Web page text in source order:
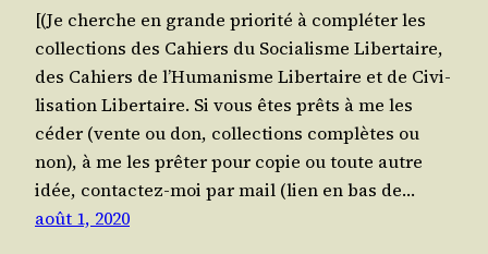
[(Je cherche en grande prio­ri­té à com­plé­ter les
col­lec­tions des Cahiers du Socia­lisme Liber­taire,
des Cahiers de l’Humanisme Liber­taire et de Civi­
li­sa­tion Liber­taire. Si vous êtes prêts à me les
céder (vente ou don, col­lec­tions com­plètes ou
non), à me les prê­ter pour copie ou toute autre
idée, contac­tez-moi par mail (lien en bas de…
août 1, 2020